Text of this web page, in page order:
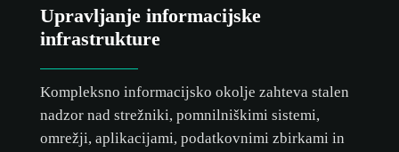
Upravljanje informacijske
infrastrukture
Kompleksno informacijsko okolje zahteva stalen
nadzor nad strežniki, pomnilniškimi sistemi,
omrežji, aplikacijami, podatkovnimi zbirkami in